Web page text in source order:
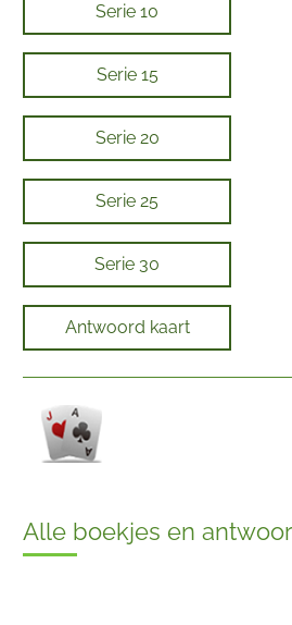
Serie 10
Serie 15
Serie 20
Serie 25
Serie 30
Antwoord kaart
Alle boekjes en